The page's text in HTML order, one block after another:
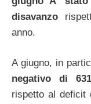
disavanzo
anno.
A giugno, in
negativo di
rispetto al deficit